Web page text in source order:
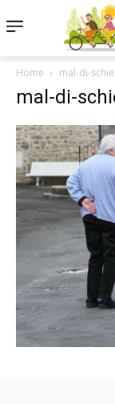
Home mal-di-
mal-di-